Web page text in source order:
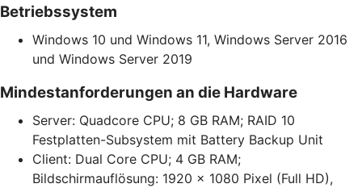
Betriebssystem
Windows 10 und Windows 11, Windows Server 2016
und Windows Server 2019
Mindestanforderungen an die Hardware
Server: Quadcore CPU; 8 GB RAM; RAID 10
Festplatten-Subsystem mit Battery Backup Unit
Client: Dual Core CPU; 4 GB RAM;
Bildschirmauflösung: 1920 x 1080 Pixel (Full HD),